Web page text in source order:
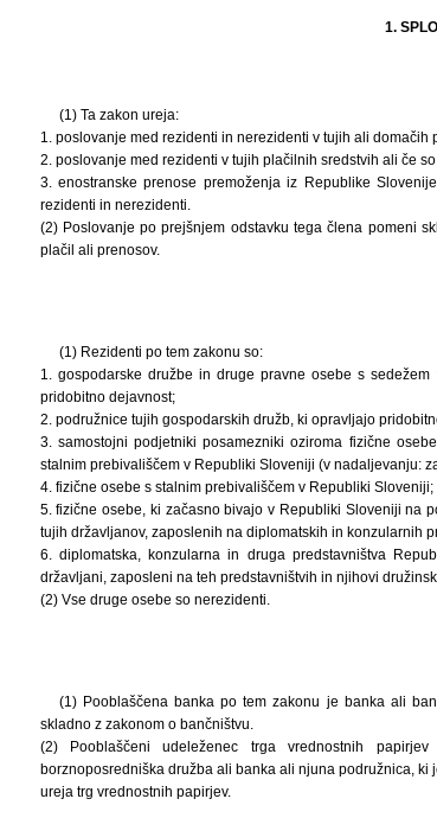
1.
(1) Ta zakon ureja:
1. poslovanje med rezidenti in nerezidenti v tujih ali domačih
2. poslovanje med rezidenti v tujih plačilnih sredstvih ali če
3. enostranske prenose premoženja iz Republike
rezidenti in nerezidenti.
(2) Poslovanje po prejšnjem odstavku tega člena pomeni
plačil ali prenosov.
(1) Rezidenti po tem zakonu so:
1. gospodarske družbe in druge pravne osebe s
pridobitno dejavnost;
2. podružnice tujih gospodarskih družb, ki opravljajo
3. samostojni podjetniki posamezniki oziroma fizične
stalnim prebivališčem v Republiki Sloveniji (v nadaljevanju:
4. fizične osebe s stalnim prebivališčem v Republiki Sloveniji;
5. fizične osebe, ki začasno bivajo v Republiki Sloveniji na
tujih državljanov, zaposlenih na diplomatskih in konzularnih
6. diplomatska, konzularna in druga predstavništva
državljani, zaposleni na teh predstavništvih in njihovi
(2) Vse druge osebe so nerezidenti.
(1) Pooblaščena banka po tem zakonu je banka ali
skladno z zakonom o bančništvu.
(2) Pooblaščeni udeleženec trga vrednostnih
borznoposredniška družba ali banka ali njuna podružnica,
ureja trg vrednostnih papirjev.